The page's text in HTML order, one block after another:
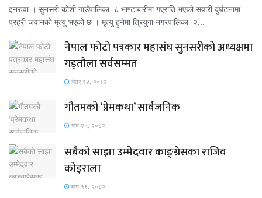
इनरुवा । सुनसरी कोशी गाउँपालिका–८ भाण्टाबारीमा गएराति भएको सवारी दुर्घटनामा
प्रहरी जवानको मृत्यु भएको छ । मृत्यु हुनेमा त्रियुगा नगरपालिका–२...
नेपाल फोटो पत्रकार महासंघ सुनसरीको अध्यक्षमा
गड्ताैला सर्वसम्मत
चैत्र १४, २०८२
गौतमको ‘प्रेमकथा’ सार्वजनिक
माघ २५, २०८२
सबैको साझा उम्मेदवार काङ्ग्रेसका राजिव
कोइराला
माघ १९, २०८२